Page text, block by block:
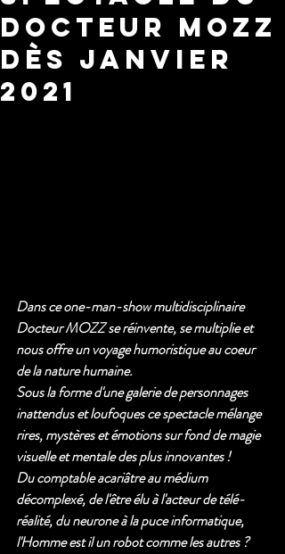
docteur mozz
dès janvier
2021
Dans ce one-man-show multidisciplinaire
Docteur MOZZ se réinvente, se multiplie et
nous offre un voyage humoristique au coeur
de la nature humaine.
Sous la forme d'une galerie de personnages
inattendus et loufoques ce spectacle mélange
rires, mystères et émotions sur fond de magie
visuelle et mentale des plus innovantes !
Du comptable acariâtre au médium
décomplexé, de l'être élu à l'acteur de télé-
réalité, du neurone à la puce informatique,
l'Homme est il un robot comme les autres ?